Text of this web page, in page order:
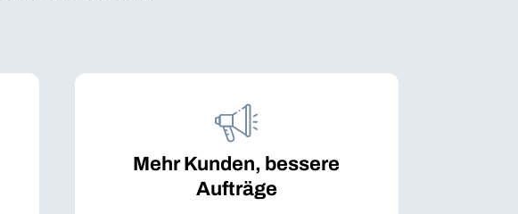
Mehr Kunden, bessere
Aufträge